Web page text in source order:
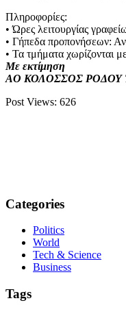
Πληροφορίες:
• Ώρες λειτουργίας
• Γήπεδα προπονήσεων:
• Τα τμήματα χωρίζονται
Με εκτίμηση
ΑΟ ΚΟΛΟΣΣΟΣ ΡΟΔΟΥ
Post Views: 626
Categories
Politics
World
Tech & Science
Business
Tags